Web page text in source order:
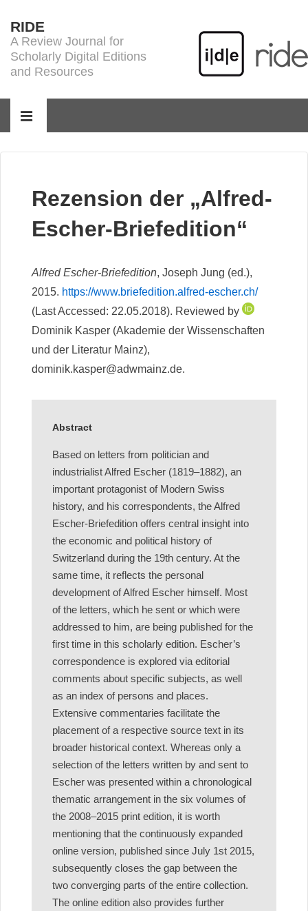
Skip
Main
RIDE
A Review Journal for
Scholarly Digital Editions
and Resources
MENU
Rezension der „Alfred-
Escher-Briefedition“
Alfred Escher-Briefedition, Joseph Jung (ed.),
2015. https://www.briefedition.alfred-escher.ch/
(Last Accessed: 22.05.2018). Reviewed by
Dominik Kasper (Akademie der Wissenschaften
und der Literatur Mainz),
dominik.kasper@adwmainz.de.
Abstract
Based on letters from politician and
industrialist Alfred Escher (1819–1882), an
important protagonist of Modern Swiss
history, and his correspondents, the Alfred
Escher-Briefedition offers central insight into
the economic and political history of
Switzerland during the 19th century. At the
same time, it reflects the personal
development of Alfred Escher himself. Most
of the letters, which he sent or which were
addressed to him, are being published for the
first time in this scholarly edition. Escher’s
correspondence is explored via editorial
comments about specific subjects, as well
as an index of persons and places.
Extensive commentaries facilitate the
placement of a respective source text in its
broader historical context. Whereas only a
selection of the letters written by and sent to
Escher was presented within a chronological
thematic arrangement in the six volumes of
the 2008–2015 print edition, it is worth
mentioning that the continuously expanded
online version, published since July 1st 2015,
subsequently closes the gap between the
two converging parts of the entire collection.
The online edition also provides further